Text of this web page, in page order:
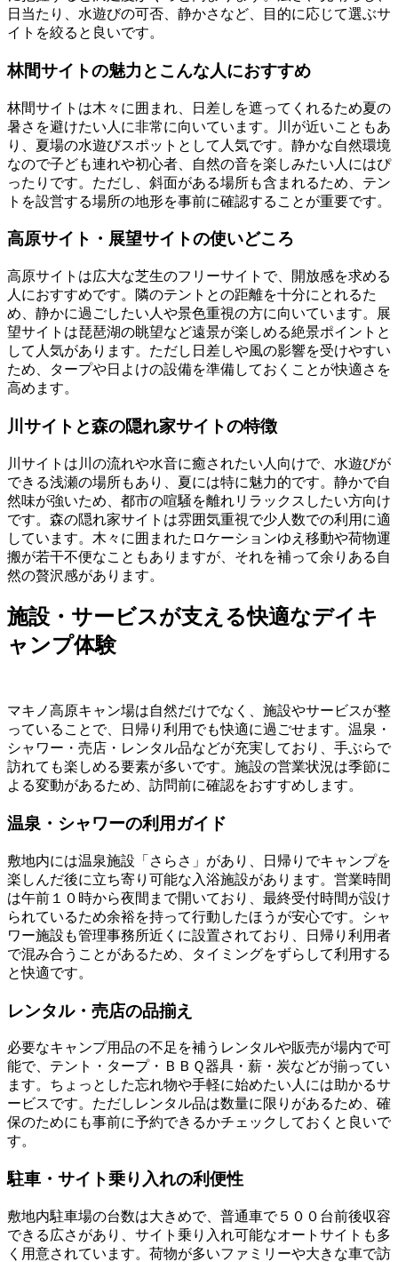
日当たり、水遊びの可否、静かさなど、目的に応じて選ぶサ
イトを絞ると良いです。
林間サイトの魅力とこんな人におすすめ
林間サイトは木々に囲まれ、日差しを遮ってくれるため夏の
暑さを避けたい人に非常に向いています。川が近いこともあ
り、夏場の水遊びスポットとして人気です。静かな自然環境
なので子ども連れや初心者、自然の音を楽しみたい人にはぴ
ったりです。ただし、斜面がある場所も含まれるため、テン
トを設営する場所の地形を事前に確認することが重要です。
高原サイト・展望サイトの使いどころ
高原サイトは広大な芝生のフリーサイトで、開放感を求める
人におすすめです。隣のテントとの距離を十分にとれるた
め、静かに過ごしたい人や景色重視の方に向いています。展
望サイトは琵琶湖の眺望など遠景が楽しめる絶景ポイントと
して人気があります。ただし日差しや風の影響を受けやすい
ため、タープや日よけの設備を準備しておくことが快適さを
高めます。
川サイトと森の隠れ家サイトの特徴
川サイトは川の流れや水音に癒されたい人向けで、水遊びが
できる浅瀬の場所もあり、夏には特に魅力的です。静かで自
然味が強いため、都市の喧騒を離れリラックスしたい方向け
です。森の隠れ家サイトは雰囲気重視で少人数での利用に適
しています。木々に囲まれたロケーションゆえ移動や荷物運
搬が若干不便なこともありますが、それを補って余りある自
然の贅沢感があります。
施設・サービスが支える快適なデイキ
ャンプ体験
マキノ高原キャン場は自然だけでなく、施設やサービスが整
っていることで、日帰り利用でも快適に過ごせます。温泉・
シャワー・売店・レンタル品などが充実しており、手ぶらで
訪れても楽しめる要素が多いです。施設の営業状況は季節に
よる変動があるため、訪問前に確認をおすすめします。
温泉・シャワーの利用ガイド
敷地内には温泉施設「さらさ」があり、日帰りでキャンプを
楽しんだ後に立ち寄り可能な入浴施設があります。営業時間
は午前１０時から夜間まで開いており、最終受付時間が設け
られているため余裕を持って行動したほうが安心です。シャ
ワー施設も管理事務所近くに設置されており、日帰り利用者
で混み合うことがあるため、タイミングをずらして利用する
と快適です。
レンタル・売店の品揃え
必要なキャンプ用品の不足を補うレンタルや販売が場内で可
能で、テント・タープ・ＢＢＱ器具・薪・炭などが揃ってい
ます。ちょっとした忘れ物や手軽に始めたい人には助かるサ
ービスです。ただしレンタル品は数量に限りがあるため、確
保のためにも事前に予約できるかチェックしておくと良いで
す。
駐車・サイト乗り入れの利便性
敷地内駐車場の台数は大きめで、普通車で５００台前後収容
できる広さがあり、サイト乗り入れ可能なオートサイトも多
く用意されています。荷物が多いファミリーや大きな車で訪